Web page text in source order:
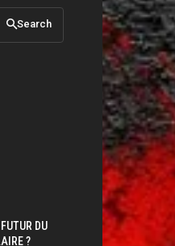
Search
DU
?